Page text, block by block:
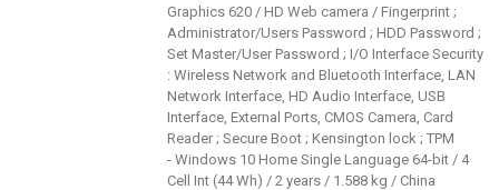
Graphics 620 / HD Web camera / Fingerprint ;
Administrator/Users Password ; HDD Password ;
Set Master/User Password ; I/O Interface Security
: Wireless Network and Bluetooth Interface, LAN
Network Interface, HD Audio Interface, USB
Interface, External Ports, CMOS Camera, Card
Reader ; Secure Boot ; Kensington lock ; TPM
- Windows 10 Home Single Language 64-bit / 4
Cell Int (44 Wh) / 2 years / 1.588 kg / China